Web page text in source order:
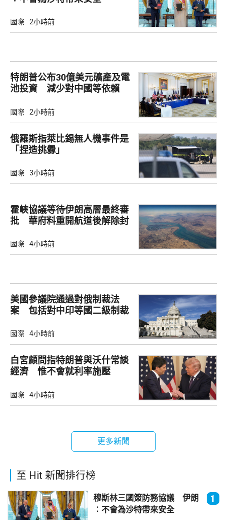
國際 2小時前
特朗普公布30億美元礦產及電
池投資 減少對中國等依賴
國際 2小時前
俄羅斯指萊比錫無人機事件是
「捏造挑釁」
國際 3小時前
霍峽協議等待伊朗高層最終審
批 華府料重開航道後解除封
國際 4小時前
美國參議院通過對俄制裁法
案 包括對中印等國二級制裁
國際 4小時前
白宮顧問指特朗普與沃什常談
經濟 惟不會就利率施壓
國際 4小時前
更多新聞
至 Hit 新聞排行榜
穆斯林三國簽防務協議 伊朗
︰不會為沙特帶來安全
1